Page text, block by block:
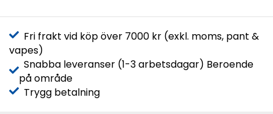
Fri frakt vid köp över 7000 kr (exkl. moms, pant &
vapes)
Snabba leveranser (1-3 arbetsdagar) Beroende
på område
Trygg betalning